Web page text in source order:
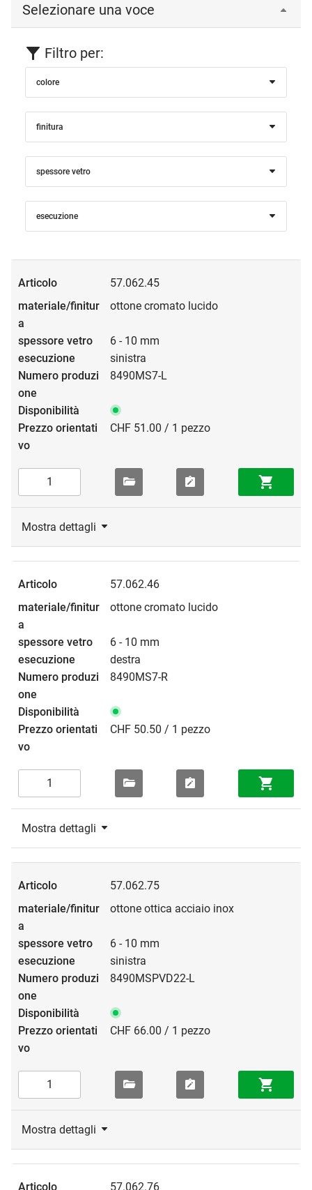
Selezionare una voce
Filtro per:
colore
finitura
spessore vetro
esecuzione
57.062.45
ottone cromato lucido
6 - 10 mm
sinistra
8490MS7-L
CHF 51.00 / 1 pezzo
Mostra dettagli
57.062.46
ottone cromato lucido
6 - 10 mm
destra
8490MS7-R
CHF 50.50 / 1 pezzo
Mostra dettagli
57.062.75
ottone ottica acciaio inox
6 - 10 mm
sinistra
8490MSPVD22-L
CHF 66.00 / 1 pezzo
Mostra dettagli
57.062.76